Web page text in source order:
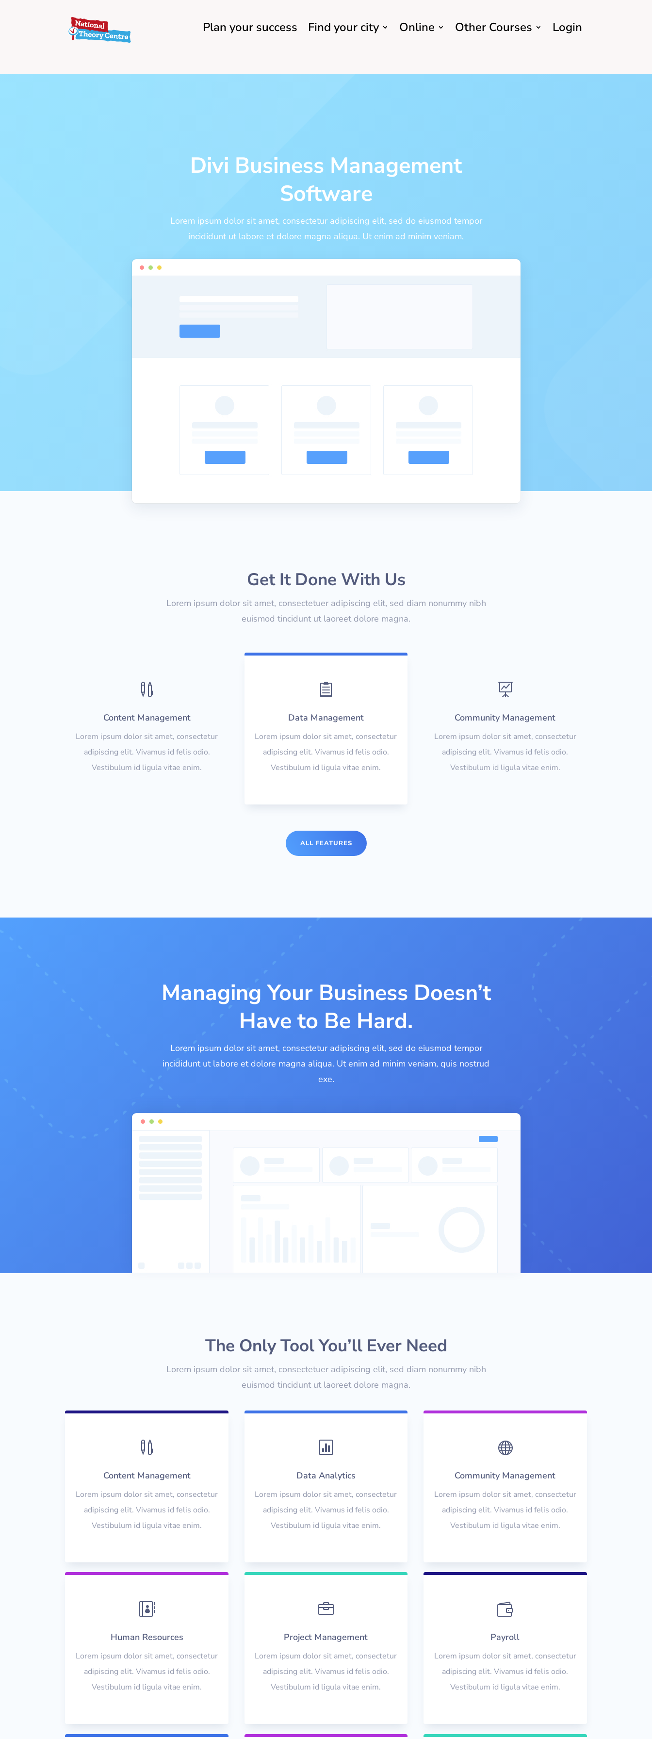
Plan your success Find your city Online Other Courses Login
Divi Business Management
Software
Lorem ipsum dolor sit amet, consectetur adipiscing elit, sed do eiusmod tempor
incididunt ut labore et dolore magna aliqua. Ut enim ad minim veniam,
Get It Done With Us
Lorem ipsum dolor sit amet, consectetuer adipiscing elit, sed diam nonummy nibh
euismod tincidunt ut laoreet dolore magna.

Content Management
Lorem ipsum dolor sit amet, consectetur
adipiscing elit. Vivamus id felis odio.
Vestibulum id ligula vitae enim.

Data Management
Lorem ipsum dolor sit amet, consectetur
adipiscing elit. Vivamus id felis odio.
Vestibulum id ligula vitae enim.

Community Management
Lorem ipsum dolor sit amet, consectetur
adipiscing elit. Vivamus id felis odio.
Vestibulum id ligula vitae enim.
ALL FEATURES
Managing Your Business Doesn’t
Have to Be Hard.
Lorem ipsum dolor sit amet, consectetur adipiscing elit, sed do eiusmod tempor
incididunt ut labore et dolore magna aliqua. Ut enim ad minim veniam, quis nostrud
exe.
The Only Tool You’ll Ever Need
Lorem ipsum dolor sit amet, consectetuer adipiscing elit, sed diam nonummy nibh
euismod tincidunt ut laoreet dolore magna.

Content Management
Lorem ipsum dolor sit amet, consectetur
adipiscing elit. Vivamus id felis odio.
Vestibulum id ligula vitae enim.

Data Analytics
Lorem ipsum dolor sit amet, consectetur
adipiscing elit. Vivamus id felis odio.
Vestibulum id ligula vitae enim.

Community Management
Lorem ipsum dolor sit amet, consectetur
adipiscing elit. Vivamus id felis odio.
Vestibulum id ligula vitae enim.

Human Resources
Lorem ipsum dolor sit amet, consectetur
adipiscing elit. Vivamus id felis odio.
Vestibulum id ligula vitae enim.

Project Management
Lorem ipsum dolor sit amet, consectetur
adipiscing elit. Vivamus id felis odio.
Vestibulum id ligula vitae enim.

Payroll
Lorem ipsum dolor sit amet, consectetur
adipiscing elit. Vivamus id felis odio.
Vestibulum id ligula vitae enim.